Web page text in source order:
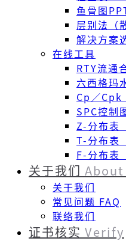
鱼骨图
层别法（
解决方案
在线工具
RTY流通
六西格玛
Cp／Cpk
SPC控制
Z-分布表
T-分布表
F-分布
关于我们 About
关于我们
常见问题 FAQ
联络我们
证书核实 Verify